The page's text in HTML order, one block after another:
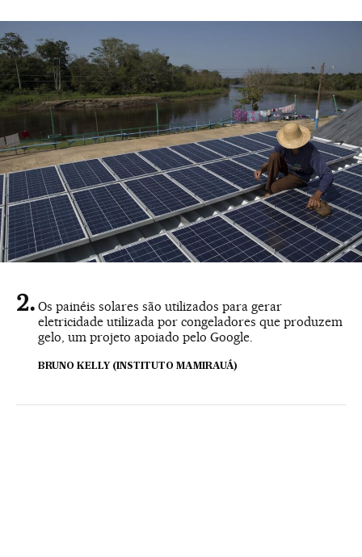
Os painéis solares são utilizados para gerar
eletricidade utilizada por congeladores que produzem
gelo, um projeto apoiado pelo Google.
BRUNO KELLY (INSTITUTO MAMIRAUÁ)